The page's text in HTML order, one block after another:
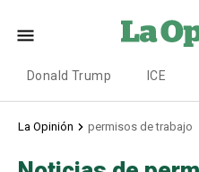
Donald Trump ICE
La Opinión permisos de trabajo